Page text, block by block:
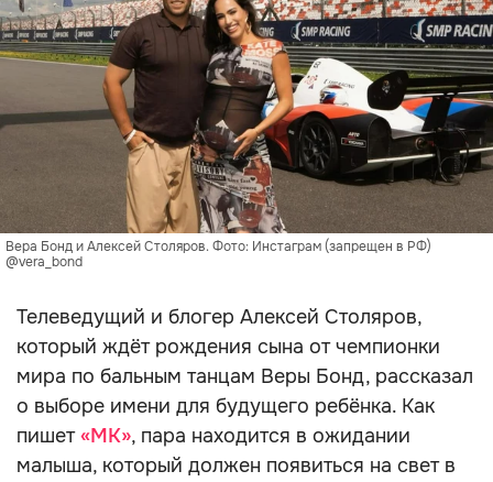
Вера Бонд и Алексей Столяров. Фото: Инстаграм (запрещен в РФ)
@vera_bond
Телеведущий и блогер Алексей Столяров,
который ждёт рождения сына от чемпионки
мира по бальным танцам Веры Бонд, рассказал
о выборе имени для будущего ребёнка. Как
пишет«МК», пара находится в ожидании
малыша, который должен появиться на свет в